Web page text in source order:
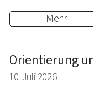
Mehr
Orientierung
10. Juli 2026